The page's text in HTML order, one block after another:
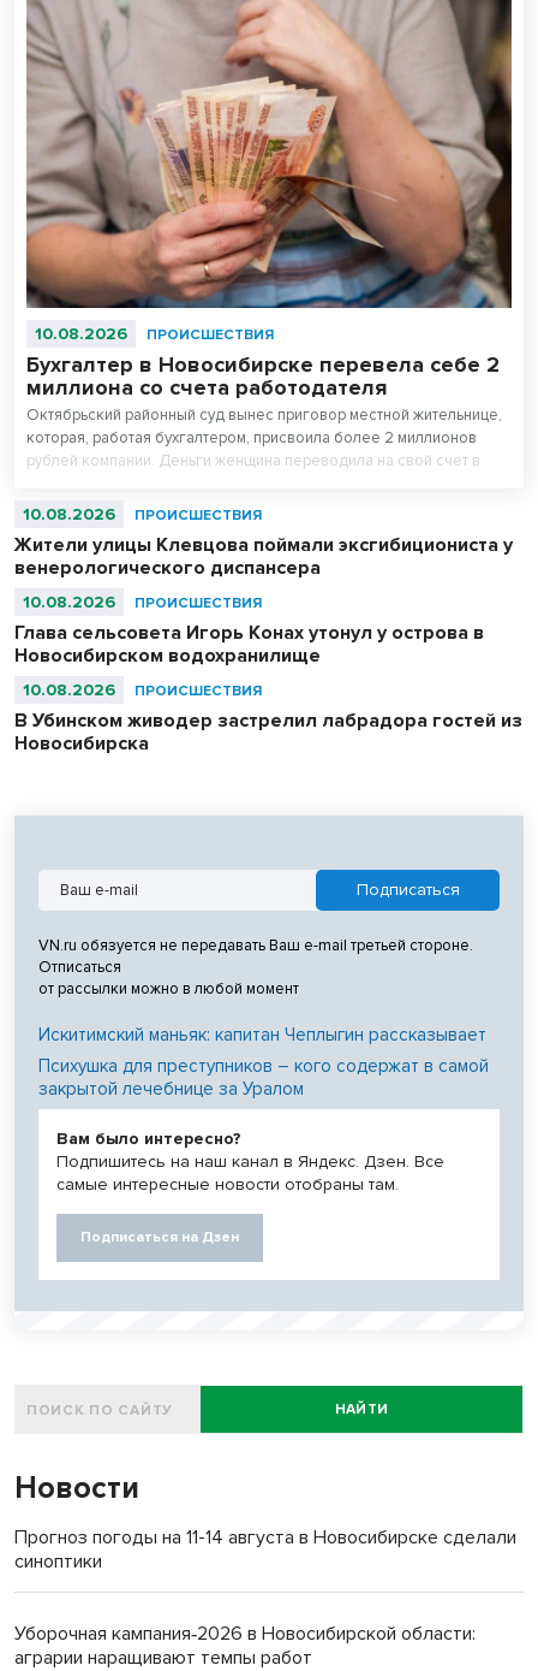
10.08.2026 ПРОИСШЕСТВИЯ
Бухгалтер в Новосибирске перевела себе 2
миллиона со счета работодателя
Октябрьский районный суд вынес приговор местной жительнице,
которая, работая бухгалтером, присвоила более 2 миллионов
рублей компании. Деньги женщина переводила на свой счет в
10.08.2026 ПРОИСШЕСТВИЯ
Жители улицы Клевцова поймали эксгибициониста у
венерологического диспансера
10.08.2026 ПРОИСШЕСТВИЯ
Глава сельсовета Игорь Конах утонул у острова в
Новосибирском водохранилище
10.08.2026 ПРОИСШЕСТВИЯ
В Убинском живодер застрелил лабрадора гостей из
Новосибирска
VN.ru обязуется не передавать Ваш e-mail третьей стороне.
Отписаться
от рассылки можно в любой момент
Искитимский маньяк: капитан Чеплыгин рассказывает
Психушка для преступников – кого содержат в самой
закрытой лечебнице за Уралом
Вам было интересно?
Подпишитесь на наш канал в Яндекс. Дзен. Все
самые интересные новости отобраны там.
Подписаться на Дзен
НАЙТИ
Новости
Прогноз погоды на 11-14 августа в Новосибирске сделали
синоптики
Уборочная кампания‑2026 в Новосибирской области:
аграрии наращивают темпы работ